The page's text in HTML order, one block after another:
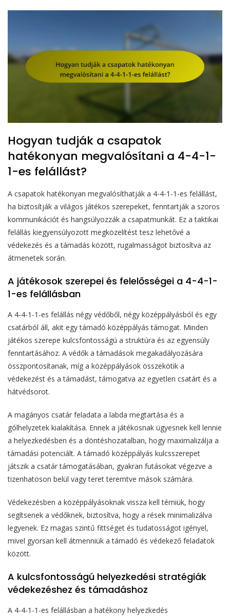
Hogyan tudják a csapatok
hatékonyan megvalósítani a 4-4-1-
1-es felállást?
A csapatok hatékonyan megvalósíthatják a 4-4-1-1-es felállást,
ha biztosítják a világos játékos szerepeket, fenntartják a szoros
kommunikációt és hangsúlyozzák a csapatmunkát. Ez a taktikai
felállás kiegyensúlyozott megközelítést tesz lehetővé a
védekezés és a támadás között, rugalmasságot biztosítva az
átmenetek során.
A játékosok szerepei és felelősségei a 4-4-1-
1-es felállásban
A 4-4-1-1-es felállás négy védőből, négy középpályásból és egy
csatárból áll, akit egy támadó középpályás támogat. Minden
játékos szerepe kulcsfontosságú a struktúra és az egyensúly
fenntartásához. A védők a támadások megakadályozására
összpontosítanak, míg a középpályások összekötik a
védekezést és a támadást, támogatva az egyetlen csatárt és a
hátvédsorot.
A magányos csatár feladata a labda megtartása és a
gólhelyzetek kialakítása. Ennek a játékosnak ügyesnek kell lennie
a helyezkedésben és a döntéshozatalban, hogy maximalizálja a
támadási potenciált. A támadó középpályás kulcsszerepet
játszik a csatár támogatásában, gyakran futásokat végezve a
tizenhatoson belül vagy teret teremtve mások számára.
Védekezésben a középpályásoknak vissza kell térniük, hogy
segítsenek a védőknek, biztosítva, hogy a rések minimalizálva
legyenek. Ez magas szintű fittséget és tudatosságot igényel,
mivel gyorsan kell átmenniük a támadó és védekező feladatok
között.
A kulcsfontosságú helyezkedési stratégiák
védekezéshez és támadáshoz
A 4-4-1-1-es felállásban a hatékony helyezkedés